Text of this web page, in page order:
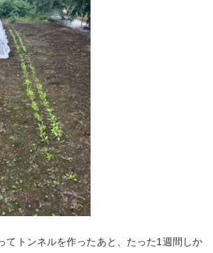
てトンネルを作ったあと、たった1週間しか